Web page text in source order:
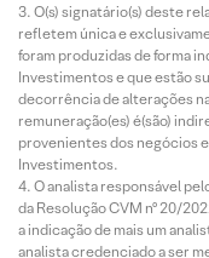
O(s) signatário(s) deste
refletem única e
foram produzidas de forma
Investimentos e que estão
decorrência de alterações
remuneração(es) é(são)
provenientes dos negócios
Investimentos.
O analista responsável
da Resolução CVM nº 20/
a indicação de mais um
analista credenciado a ser